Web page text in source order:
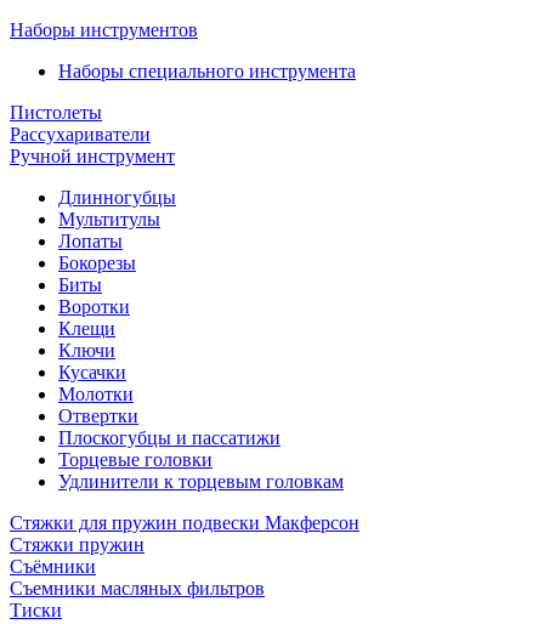
Наборы инструментов
Наборы специального инструмента
Пистолеты
Рассухариватели
Ручной инструмент
Длинногубцы
Мультитулы
Лопаты
Бокорезы
Биты
Воротки
Клещи
Ключи
Кусачки
Молотки
Отвертки
Плоскогубцы и пассатижи
Торцевые головки
Удлинители к торцевым головкам
Стяжки для пружин подвески Макферсон
Стяжки пружин
Съёмники
Съемники масляных фильтров
Тиски